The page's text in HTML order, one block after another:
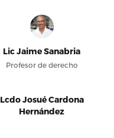
Lic Jaime Sanabria
Profesor de derecho
Lcdo Josué Cardona
Hernández